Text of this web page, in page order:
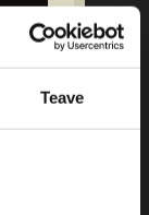
Teave